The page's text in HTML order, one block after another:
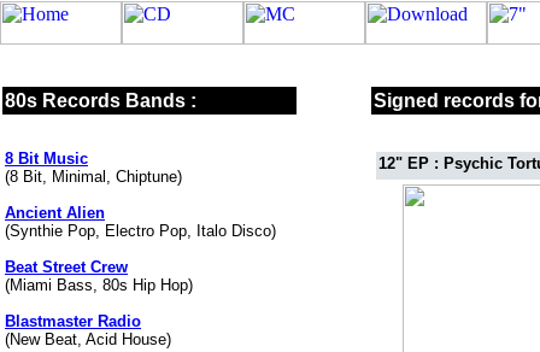
80s Records Bands :
8 Bit Music
(8 Bit, Minimal, Chiptune)
Ancient Alien
(Synthie Pop, Electro Pop, Italo Disco)
Beat Street Crew
(Miami Bass, 80s Hip Hop)
Blastmaster Radio
(New Beat, Acid House)
Signed records
12" EP : Psychic